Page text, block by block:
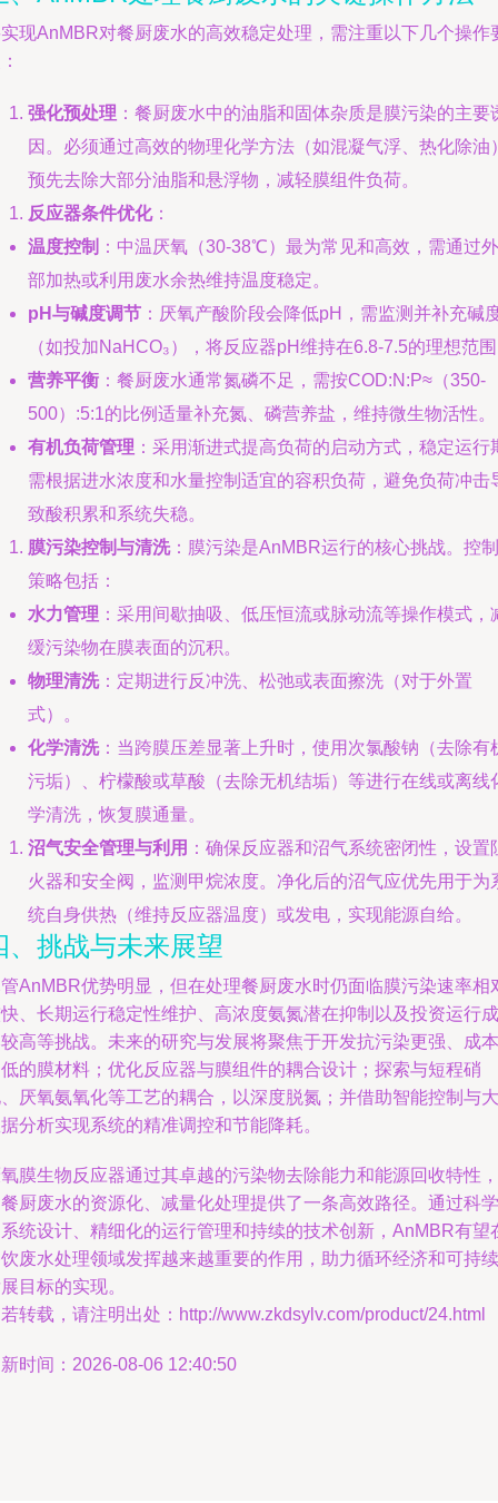
现AnMBR对餐厨废水的高效稳定处理，需注重以下几个操作
强化预处理 ：餐厨废水中的油脂和固体杂质是膜污染的主要
因。必须通过高效的物理化学方法（如混凝气浮、热化除油
预先去除大部分油脂和悬浮物，减轻膜组件负荷。
反应器条件优化：
温度控制 ：中温厌氧（30-38℃）最为常见和高效，需通过外
部加热或利用废水余热维持温度稳定。
pH与碱度调节 ：厌氧产酸阶段会降低pH，需监测并补充碱
（如投加NaHCO₃），将反应器pH维持在6.8-7.5的理想范
营养平衡 ：餐厨废水通常氮磷不足，需按COD:N:P≈（350-
500）:5:1的比例适量补充氮、磷营养盐，维持微生物活性。
有机负荷管理 ：采用渐进式提高负荷的启动方式，稳定运行
需根据进水浓度和水量控制适宜的容积负荷，避免负荷冲击
致酸积累和系统失稳。
膜污染控制与清洗：膜污染是AnMBR运行的核心挑战。控制
策略包括：
水力管理 ：采用间歇抽吸、低压恒流或脉动流等操作模式，
缓污染物在膜表面的沉积。
物理清洗：定期进行反冲洗、松弛或表面擦洗（对于外置
式）。
化学清洗：当跨膜压差显著上升时，使用次氯酸钠（去除有
污垢）、柠檬酸或草酸（去除无机结垢）等进行在线或离线
学清洗，恢复膜通量。
沼气安全管理与利用 ：确保反应器和沼气系统密闭性，设置
火器和安全阀，监测甲烷浓度。净化后的沼气应优先用于为
统自身供热（维持反应器温度）或发电，实现能源自给。
、挑战与未来展望
AnMBR优势明显，但在处理餐厨废水时仍面临膜污染速率相
、长期运行稳定性维护、高浓度氨氮潜在抑制以及投资运行成
高等挑战。未来的研究与发展将聚焦于开发抗污染更强、成本
的膜材料；优化反应器与膜组件的耦合设计；探索与短程硝
厌氧氨氧化等工艺的耦合，以深度脱氮；并借助智能控制与大
分析实现系统的精准调控和节能降耗。
膜生物反应器通过其卓越的污染物去除能力和能源回收特性，
厨废水的资源化、减量化处理提供了一条高效路径。通过科学
统设计、精细化的运行管理和持续的技术创新，AnMBR有望
废水处理领域发挥越来越重要的作用，助力循环经济和可持续
目标的实现。
转载，请注明出处：http://www.zkdsylv.com/product/24.html
时间：2026-08-06 12:40:50